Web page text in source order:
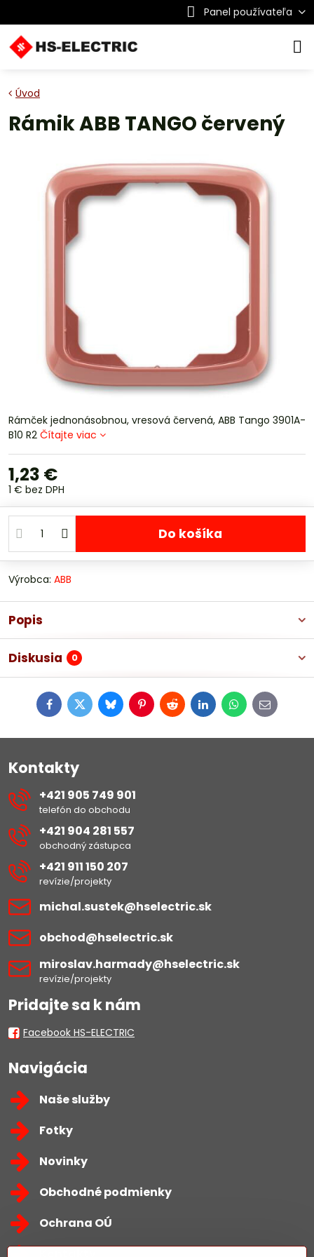
Panel používateľa
Úvod
Rámik ABB TANGO červený
Rámček jednonásobnou, vresová červená, ABB Tango 3901A-
B10 R2 Čítajte viac
1,23 €
1 € bez DPH
Do košíka
Výrobca: ABB
Popis
Diskusia 0
FacebookTwitterBlueskyPinterestRedditLinkedInWhatsApp
E-
mail
Kontakty
+421 905 749 901
telefón do obchodu
+421 904 281 557
obchodný zástupca
+421 911 150 207
revízie/projekty
michal​.sustek​@hselectric​.sk
obchod​@hselectric​.sk
miroslav​.harmady​@hselectric​.sk
revízie/projekty
Pridajte sa k nám
Facebook HS-ELECTRIC
Navigácia
Naše služby
Fotky
Novinky
Obchodné podmienky
Ochrana OÚ